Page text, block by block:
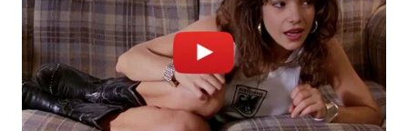
TANJUNG
LESUNG
WN
KARO